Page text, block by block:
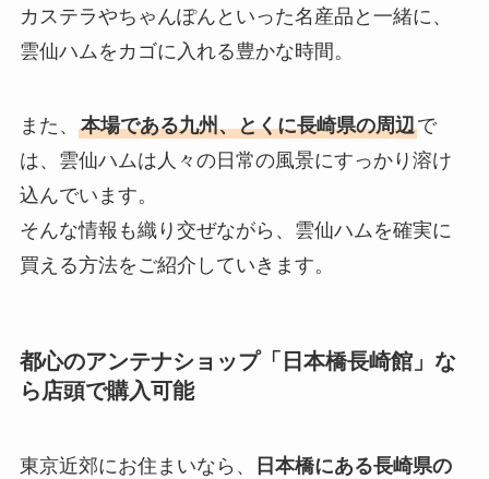
カステラやちゃんぽんといった名産品と一緒に、
雲仙ハムをカゴに入れる豊かな時間。
また、 本場である九州、とくに長崎県の周辺で
は、雲仙ハムは人々の日常の風景にすっかり溶け
込んでいます。
そんな情報も織り交ぜながら、雲仙ハムを確実に
買える方法をご紹介していきます。
都心のアンテナショップ「日本橋長崎館」な
ら店頭で購入可能
東京近郊にお住まいなら、
日本橋にある長崎県の